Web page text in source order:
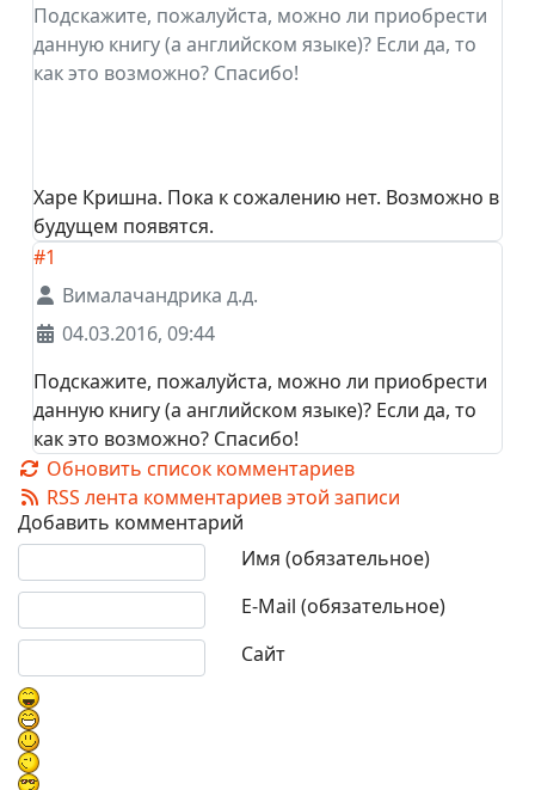
Подскажите, пожалуйста, можно ли приобрести
данную книгу (а английском языке)? Если да, то
как это возможно? Спасибо!
Харе Кришна. Пока к сожалению нет. Возможно в
будущем появятся.
#1
Вималачандрика д.д.
04.03.2016, 09:44
Подскажите, пожалуйста, можно ли приобрести
данную книгу (а английском языке)? Если да, то
как это возможно? Спасибо!
Обновить список комментариев
RSS лента комментариев этой записи
Добавить комментарий
Имя (обязательное)
E-Mail (обязательное)
Сайт